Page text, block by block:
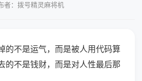
者：拨号精灵麻将机
的不是运气，而是被人用代码算
的不是钱财，而是对人性最后那